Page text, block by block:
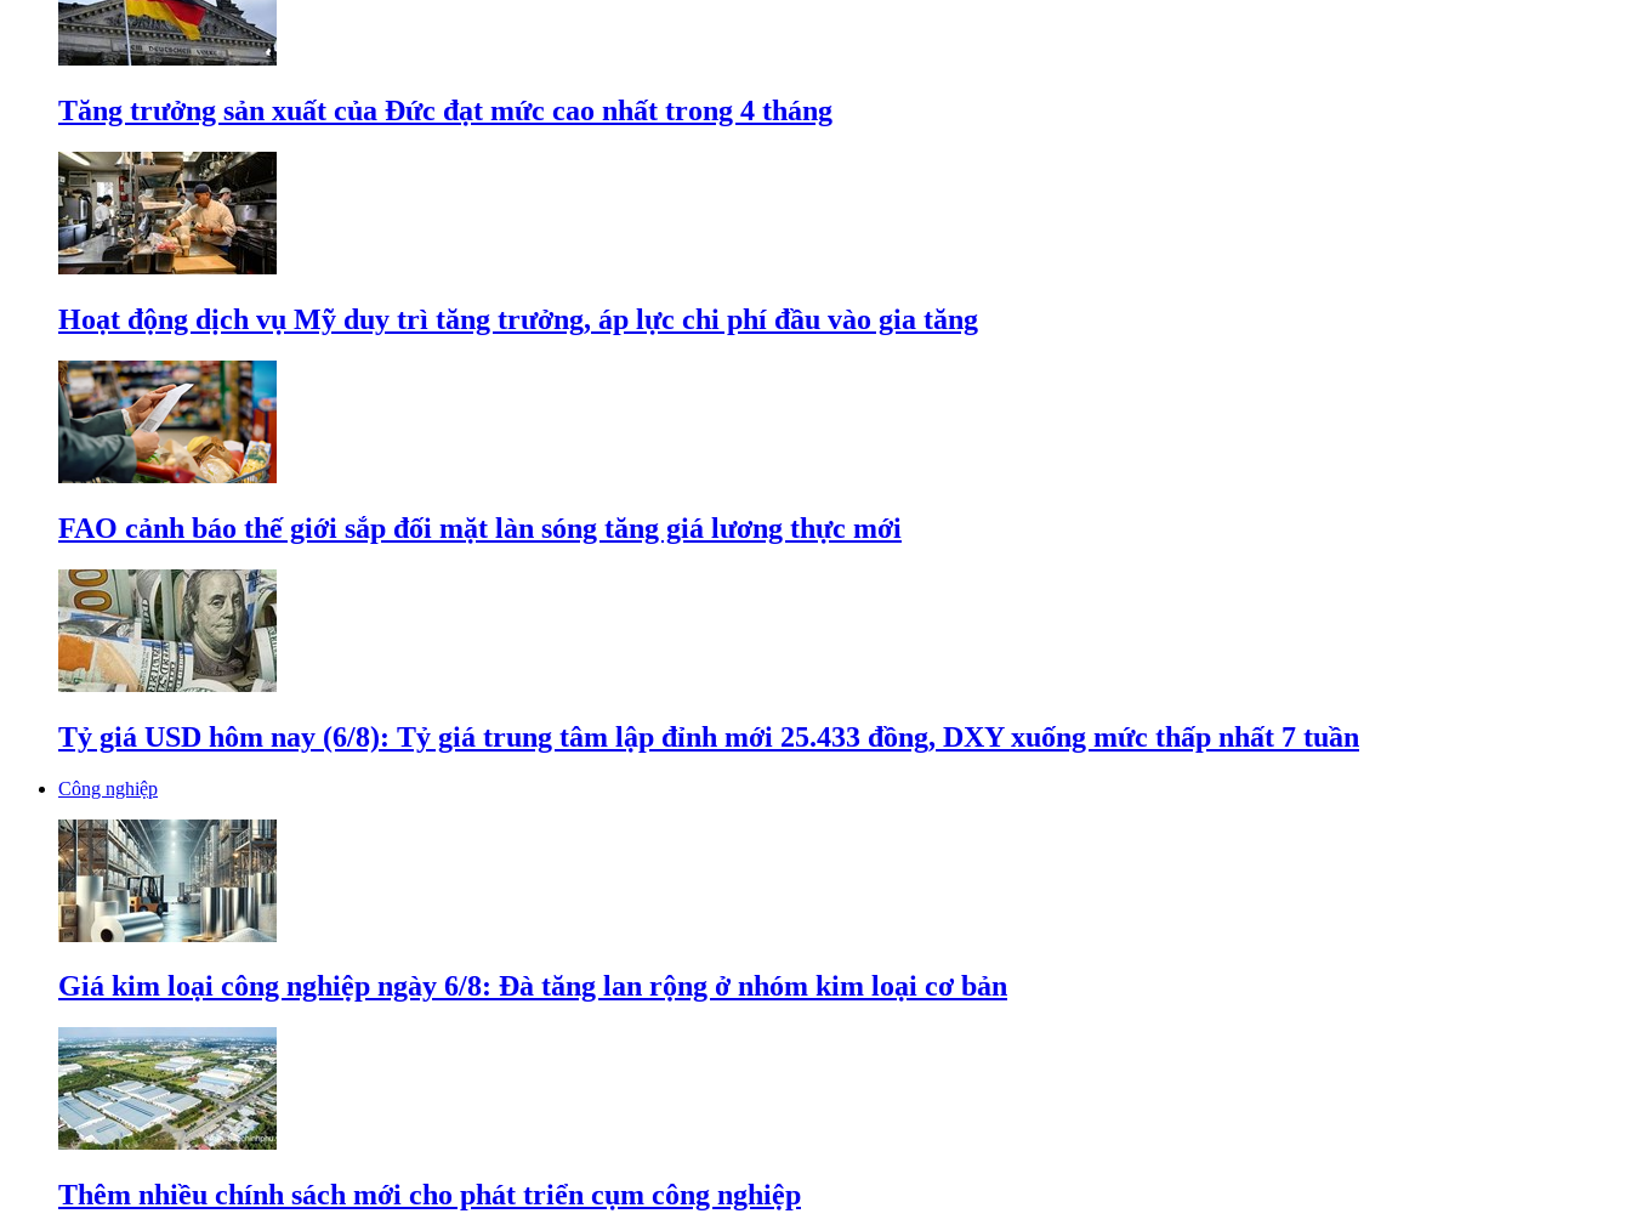
Tăng trưởng sản xuất của Đức đạt mức cao nhất trong 4 tháng
Hoạt động dịch vụ Mỹ duy trì tăng trưởng, áp lực chi phí đầu vào gia tăng
FAO cảnh báo thế giới sắp đối mặt làn sóng tăng giá lương thực mới
Tỷ giá USD hôm nay (6/8): Tỷ giá trung tâm lập đỉnh mới 25.433 đồng, DXY xuống mức thấp nhất 7 tuần
Công nghiệp
Giá kim loại công nghiệp ngày 6/8: Đà tăng lan rộng ở nhóm kim loại cơ bản
Thêm nhiều chính sách mới cho phát triển cụm công nghiệp